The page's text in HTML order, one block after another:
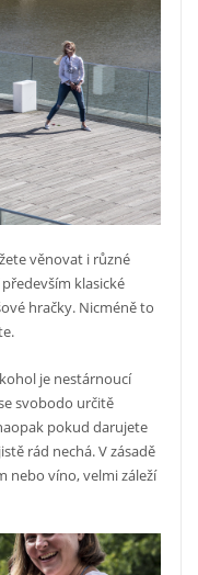
věnovat i různé
klasické
hračky. Nicméně to
je nestárnoucí
svobodo určitě
pokud darujete
rád nechá. V zásadě
nebo víno, velmi záleží